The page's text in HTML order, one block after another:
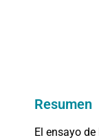
Resumen
El ensayo